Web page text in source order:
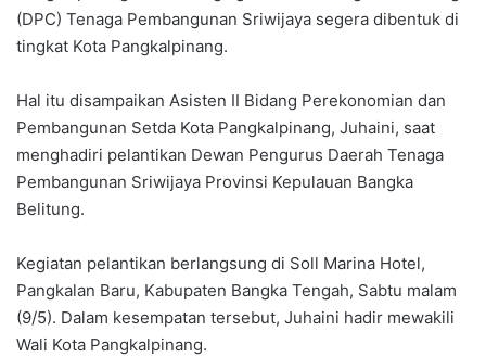
(DPC) Tenaga Pembangunan Sriwijaya segera dibentuk di
tingkat Kota Pangkalpinang.
Hal itu disampaikan Asisten II Bidang Perekonomian dan
Pembangunan Setda Kota Pangkalpinang, Juhaini, saat
menghadiri pelantikan Dewan Pengurus Daerah Tenaga
Pembangunan Sriwijaya Provinsi Kepulauan Bangka
Belitung.
Kegiatan pelantikan berlangsung di Soll Marina Hotel,
Pangkalan Baru, Kabupaten Bangka Tengah, Sabtu malam
(9/5). Dalam kesempatan tersebut, Juhaini hadir mewakili
Wali Kota Pangkalpinang.